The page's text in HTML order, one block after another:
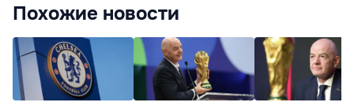
Похожие новости